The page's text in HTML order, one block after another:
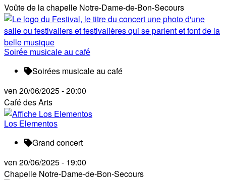
Voûte de la chapelle Notre-Dame-de-Bon-Secours
Soirée musicale au café
Soirées musicale au café
ven 20/06/2025 - 20:00
Café des Arts
Los Elementos
Grand concert
ven 20/06/2025 - 19:00
Chapelle Notre-Dame-de-Bon-Secours